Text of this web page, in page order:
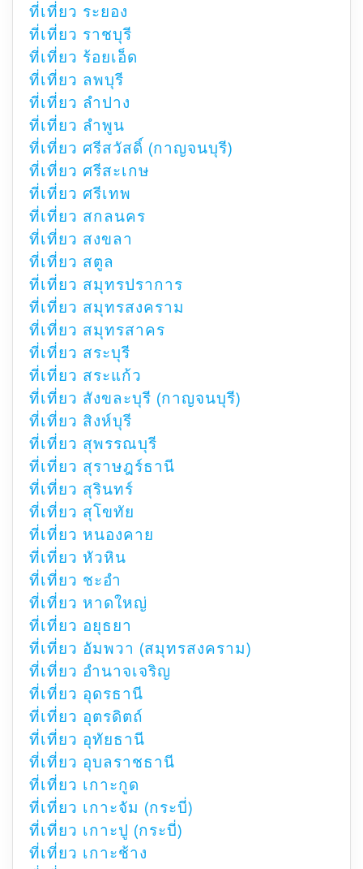
ที่เที่ยว ระยอง
ที่เที่ยว ราชบุรี
ที่เที่ยว ร้อยเอ็ด
ที่เที่ยว ลพบุรี
ที่เที่ยว ลำปาง
ที่เที่ยว ลำพูน
ที่เที่ยว ศรีสวัสดิ์ (กาญจนบุรี)
ที่เที่ยว ศรีสะเกษ
ที่เที่ยว ศรีเทพ
ที่เที่ยว สกลนคร
ที่เที่ยว สงขลา
ที่เที่ยว สตูล
ที่เที่ยว สมุทรปราการ
ที่เที่ยว สมุทรสงคราม
ที่เที่ยว สมุทรสาคร
ที่เที่ยว สระบุรี
ที่เที่ยว สระแก้ว
ที่เที่ยว สังขละบุรี (กาญจนบุรี)
ที่เที่ยว สิงห์บุรี
ที่เที่ยว สุพรรณบุรี
ที่เที่ยว สุราษฎร์ธานี
ที่เที่ยว สุรินทร์
ที่เที่ยว สุโขทัย
ที่เที่ยว หนองคาย
ที่เที่ยว หัวหิน
ที่เที่ยว ชะอำ
ที่เที่ยว หาดใหญ่
ที่เที่ยว อยุธยา
ที่เที่ยว อัมพวา (สมุทรสงคราม)
ที่เที่ยว อำนาจเจริญ
ที่เที่ยว อุดรธานี
ที่เที่ยว อุตรดิตถ์
ที่เที่ยว อุทัยธานี
ที่เที่ยว อุบลราชธานี
ที่เที่ยว เกาะกูด
ที่เที่ยว เกาะจัม (กระบี่)
ที่เที่ยว เกาะปู (กระบี่)
ที่เที่ยว เกาะช้าง